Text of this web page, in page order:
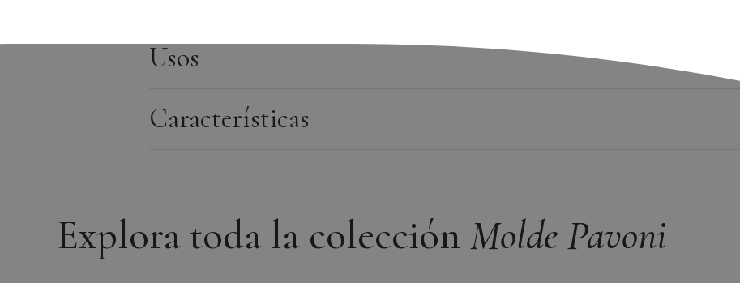
Fácil de desmoldar
Molde flexible
Características del molde silicona repostería profesional:
Altura: 0,2 cm
Contenido: 2 ml
Usos
Características
Explora toda la colección Molde Pavoni